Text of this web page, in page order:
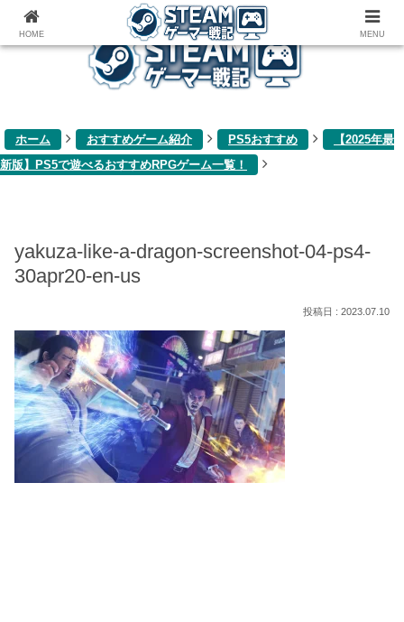
ゲーム関連雑記ブログ
ホーム おすすめゲーム紹介 PS5おすすめ
【2025年最
新版】PS5で遊べるおすすめRPGゲーム一覧！
yakuza-like-a-dragon-screenshot-04-ps4-
30apr20-en-us
2023.07.10
HOME MENU